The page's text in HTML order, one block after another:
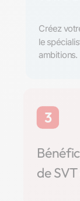
Créez
le
ambitions.
3
de